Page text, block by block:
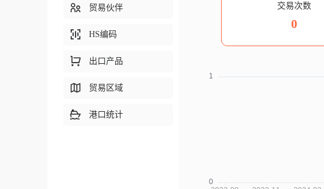
交易次数
0
贸易伙伴
HS编码
出口产品
贸易区域
港口统计